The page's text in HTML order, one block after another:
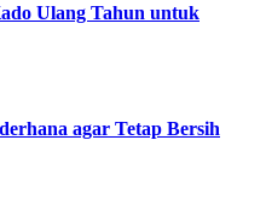
Ulang Tahun untuk
agar Tetap Bersih